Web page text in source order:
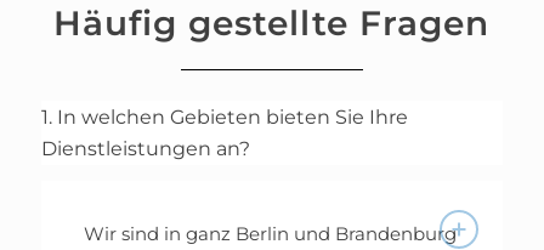
Häufig gestellte Fragen
1. In welchen Gebieten bieten Sie Ihre
Dienstleistungen an?
Wir sind in ganz Berlin und Brandenburg